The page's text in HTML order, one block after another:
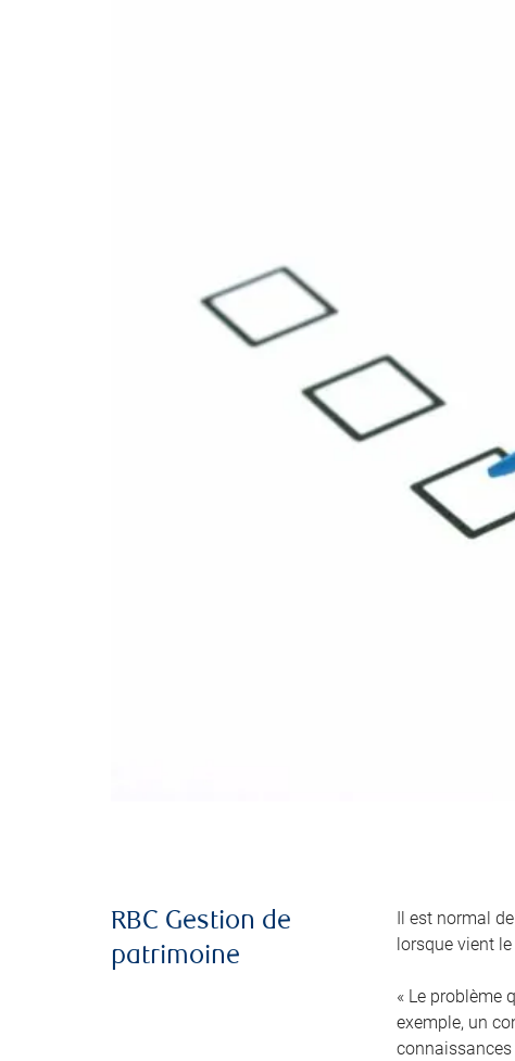
RBC Gestion de
patrimoine
Il est normal
lorsque vient
« Le problème
exemple, un